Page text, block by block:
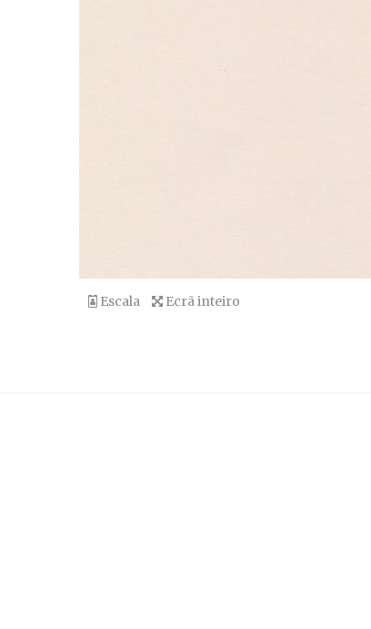
Escala Ecrã inteiro